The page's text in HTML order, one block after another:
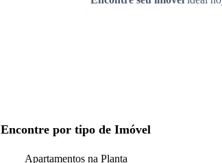
Encontre por tipo de Imóvel
Apartamentos na Planta